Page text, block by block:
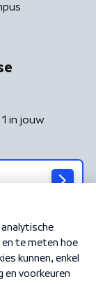
in jouw